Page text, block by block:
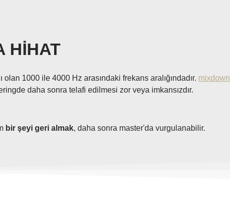
HİHAT
olan 1000 ile 4000 Hz arasındaki frekans aralığındadır. mixdown
daha sonra telafi edilmesi zor veya imkansızdır.
bir şeyi geri almak, daha sonra master'da vurgulanabilir.